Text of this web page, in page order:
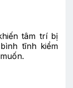
tâm trí bị
tĩnh kiểm